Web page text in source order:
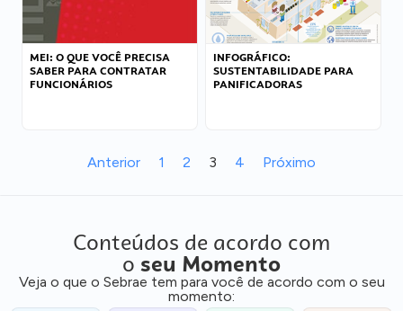
MEI: O QUE VOCÊ PRECISA
SABER PARA CONTRATAR
FUNCIONÁRIOS
INFOGRÁFICO:
SUSTENTABILIDADE PARA
PANIFICADORAS
Anterior 1 2 3 4 Próximo
Conteúdos de acordo com
o seu Momento
Veja o que o Sebrae tem para você de acordo com o seu
momento: